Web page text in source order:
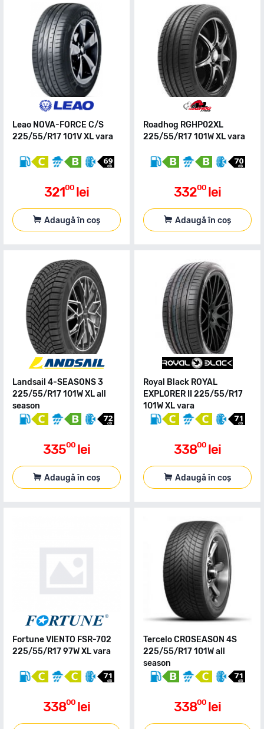
Leao NOVA-FORCE C/S
225/55/R17 101V XL vara
32100 lei
Adaugă în coș
Roadhog RGHP02XL
225/55/R17 101W XL vara
33200 lei
Adaugă în coș
Landsail 4-SEASONS 3
225/55/R17 101W XL all
season
33500 lei
Adaugă în coș
Royal Black ROYAL
EXPLORER II 225/55/R17
101W XL vara
33800 lei
Adaugă în coș
Fortune VIENTO FSR-702
225/55/R17 97W XL vara
33800 lei
Tercelo CROSEASON 4S
225/55/R17 101W all
season
33800 lei